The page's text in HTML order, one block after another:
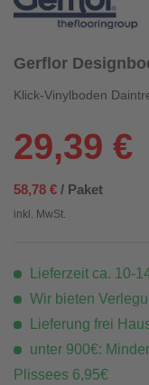
Gerflor
Klick-Vinylboden
29,39 €
58,78 € / Paket
inkl. MwSt.
Lieferzeit ca. 10-
Wir bieten
Lieferung frei
unter 900€:
Plissees 6,95€